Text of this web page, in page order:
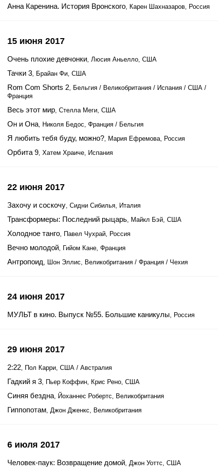
Анна Каренина. История Вронского, Карен Шахназаров, Россия
15 июня 2017
Очень плохие девчонки, Люсия Аньелло, США
Тачки 3, Брайан Фи, США
Rom Com Shorts 2, Бельгия / Великобритания / Испания / США /
Франция
Весь этот мир, Стелла Меги, США
Он и Она, Николя Бедос, Франция / Бельгия
Я любить тебя буду, можно?, Мария Ефремова, Россия
Орбита 9, Хатем Храиче, Испания
22 июня 2017
Захочу и соскочу, Сидни Сибилья, Италия
Трансформеры: Последний рыцарь, Майкл Бэй, США
Холодное танго, Павел Чухрай, Россия
Вечно молодой, Гийом Кане, Франция
Антропоид, Шон Эллис, Великобритания / Франция / Чехия
24 июня 2017
МУЛЬТ в кино. Выпуск №55. Большие каникулы, Россия
29 июня 2017
2:22, Пол Карри, США / Австралия
Гадкий я 3, Пьер Коффин, Крис Рено, США
Синяя бездна, Йоханнес Робертс, Великобритания
Гиппопотам, Джон Дженкс, Великобритания
6 июля 2017
Человек-паук: Возвращение домой, Джон Уоттс, США